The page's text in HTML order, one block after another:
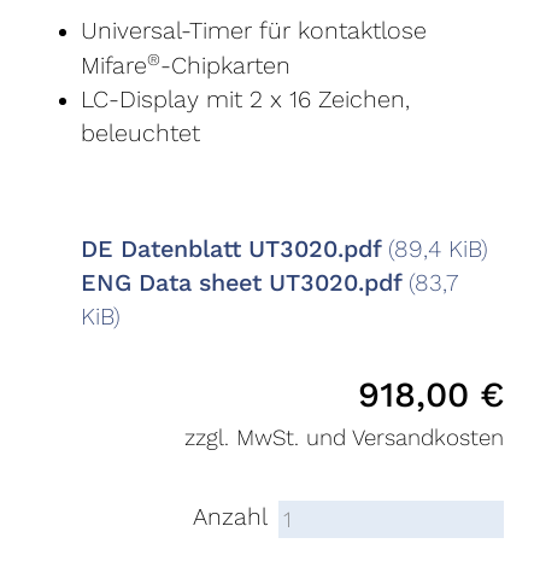
Universal-Timer für kontaktlose
Mifare®-Chipkarten
LC-Display mit 2 x 16 Zeichen,
beleuchtet
DE Datenblatt UT3020.pdf (89,4 KiB)
ENG Data sheet UT3020.pdf (83,7
KiB)
918,00 €
zzgl. MwSt. und Versandkosten
Anzahl